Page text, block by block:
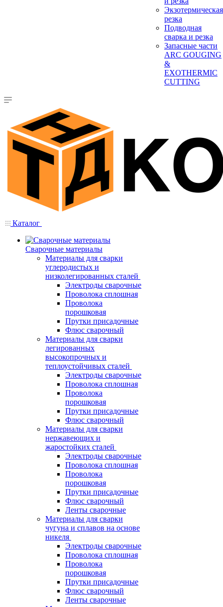
Экзотермическая
резка
Подводная
сварка и резка
Запасные части
ARC GOUGING
&
EXOTHERMIC
CUTTING
Каталог
Сварочные материалы
Материалы для сварки
углеродистых и
низколегированных сталей
Электроды сварочные
Проволока сплошная
Проволока
порошковая
Прутки присадочные
Флюс сварочный
Материалы для сварки
легированных
высокопрочных и
теплоустойчивых сталей
Электроды сварочные
Проволока сплошная
Проволока
порошковая
Прутки присадочные
Флюс сварочный
Материалы для сварки
нержавеющих и
жаростойких сталей
Электроды сварочные
Проволока сплошная
Проволока
порошковая
Прутки присадочные
Флюс сварочный
Ленты сварочные
Материалы для сварки
чугуна и сплавов на основе
никеля
Электроды сварочные
Проволока сплошная
Проволока
порошковая
Прутки присадочные
Флюс сварочный
Ленты сварочные